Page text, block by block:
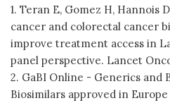
1. Teran E, Gomez H, Hannois
cancer and colorectal cancer
improve treatment access in
panel perspective. Lancet
2. GaBI Online - Generics and
Biosimilars approved in